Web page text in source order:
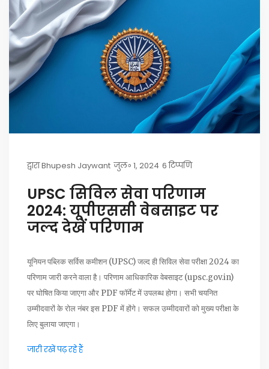
द्वाराBhupesh Jaywant जुल॰ 1, 2024 6 टिप्पणि
UPSC सिविल सेवा परिणाम
2024: यूपीएससी वेबसाइट पर
जल्द देखें परिणाम
यूनियन पब्लिक सर्विस कमीशन (UPSC) जल्द ही सिविल सेवा परीक्षा 2024 का
परिणाम जारी करने वाला है। परिणाम आधिकारिक वेबसाइट (upsc.gov.in)
पर घोषित किया जाएगा और PDF फॉर्मेट में उपलब्ध होगा। सभी चयनित
उम्मीदवारों के रोल नंबर इस PDF में होंगे। सफल उम्मीदवारों को मुख्य परीक्षा के
लिए बुलाया जाएगा।
जारी रखें पढ़ रहे हैं